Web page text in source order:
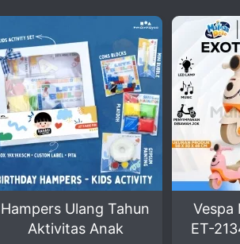
Vespa Mini Canggih
ET-2134: Seru den...
Mesin